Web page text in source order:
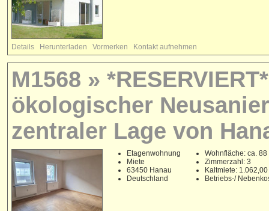
Details Herunterladen Vormerken Kontakt aufnehmen
M1568 »
ökologischer
zentraler Lage von
Etagenwohnung
Miete
63450 Hanau
Deutschland
Wohnfläche: ca. 88
Zimmerzahl: 3
Kaltmiete:
Betriebs-/